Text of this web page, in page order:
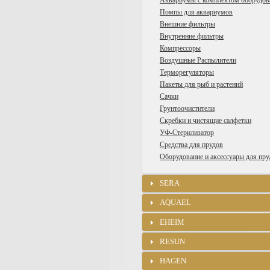
Помпы для аквариумов
Внешние фильтры
Внутренние фильтры
Компрессоры
Воздушные Распылители
Терморегуляторы
Пакеты для рыб и растений
Сачки
Грунтоочистители
Скребки и чистящие салфетки
УФ-Стерилизатор
Средства для прудов
Оборудование и аксессуары для
SERA
AQUAEL
EHEIM
RESUN
HAGEN